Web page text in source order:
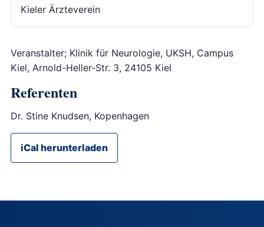
Kieler Ärzteverein
Veranstalter; Klinik für Neurologie, UKSH, Campus
Kiel, Arnold-Heller-Str. 3, 24105 Kiel
Referenten
Dr. Stine Knudsen, Kopenhagen
iCal herunterladen